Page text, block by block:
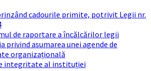
cadourile primite, potrivit Legii nr.
de raportare a încălcărilor legii
privind asumarea unei agende de
organizațională
integritate al instituției